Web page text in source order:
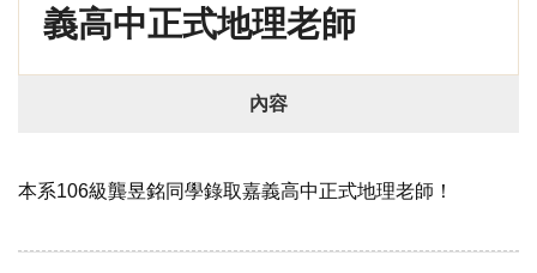
義高中正式地理老師
內容
本系106級龔昱銘同學錄取嘉義高中正式地理老師！